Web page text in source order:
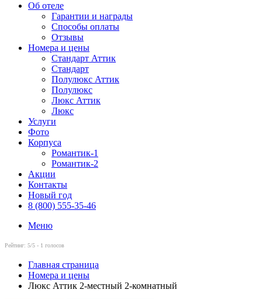
Об отеле
Гарантии и награды
Способы оплаты
Отзывы
Номера и цены
Стандарт Аттик
Стандарт
Полулюкс Аттик
Полулюкс
Люкс Аттик
Люкс
Услуги
Фото
Корпуса
Романтик-1
Романтик-2
Акции
Контакты
Новый год
8 (800) 555-35-46
Меню
Рейтинг: 5/5 - 1 голосов
Главная страница
Номера и цены
Люкс Аттик 2-местный 2-комнатный